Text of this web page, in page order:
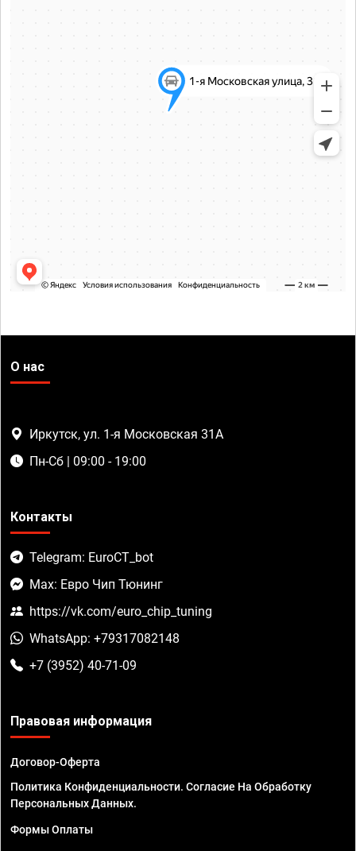
О нас
Иркутск, ул. 1-я Московская 31А
Пн-Сб | 09:00 - 19:00
Контакты
Telegram: EuroCT_bot
Max: Евро Чип Тюнинг
https://vk.com/euro_chip_tuning
WhatsApp: +79317082148
+7 (3952) 40-71-09
Правовая информация
Договор-Оферта
Политика Конфиденциальности. Согласие На Обработку
Персональных Данных.
Формы Оплаты